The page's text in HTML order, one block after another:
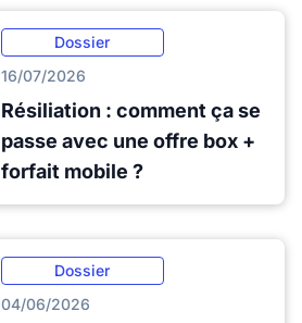
Dossier
16/07/2026
Résiliation : comment ça se
passe avec une offre box +
forfait mobile ?
Dossier
04/06/2026